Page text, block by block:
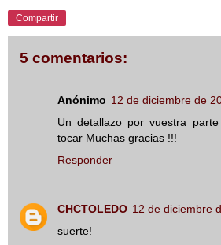
Compartir
5 comentarios:
Anónimo 12 de diciembre de
Un detallazo por vuestra
tocar Muchas gracias !!!
Responder
CHCTOLEDO 12 de diciembre
suerte!